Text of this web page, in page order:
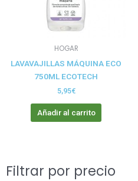
HOGAR
LAVAVAJILLAS MÁQUINA ECO
750ML ECOTECH
5,95€
Añadir al carrito
Filtrar por precio
Buscar